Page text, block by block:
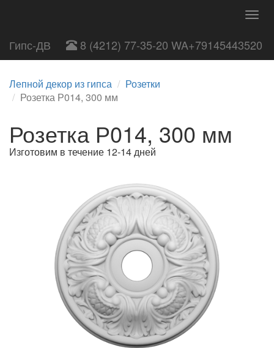
Гипс-ДВ 8 (4212) 77-35-20 WA+79145443520
Лепной декор из гипса
Розетки
Розетка Р014, 300 мм
Розетка Р014, 300 мм
Изготовим в течение 12-14 дней